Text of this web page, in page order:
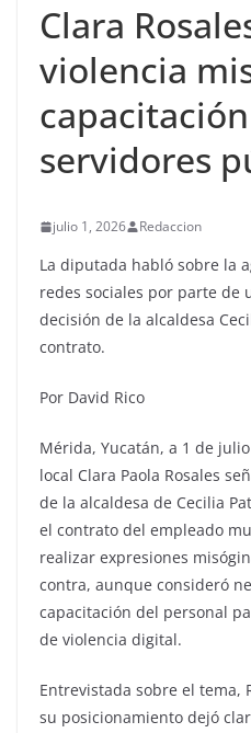
Clara
violencia
servidores
julio 1, 2026 Redaccion
La diputada habló sobre la
redes sociales por parte de
decisión de la alcaldesa
contrato.
Por David Rico
Mérida, Yucatán, a 1 de
local Clara Paola Rosales
de la alcaldesa de Cecilia
el contrato del empleado
realizar expresiones
contra, aunque consideró
capacitación del personal
de violencia digital.
Entrevistada sobre el tema,
su posicionamiento dejó